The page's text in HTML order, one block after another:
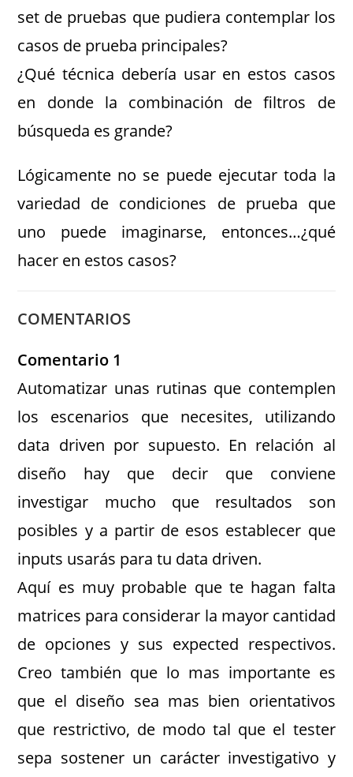
set de pruebas que pudiera contemplar los
casos de prueba principales?
¿Qué técnica debería usar en estos casos
en donde la combinación de filtros de
búsqueda es grande?
Lógicamente no se puede ejecutar toda la
variedad de condiciones de prueba que
uno puede imaginarse, entonces…¿qué
hacer en estos casos?
COMENTARIOS
Comentario 1
Automatizar unas rutinas que contemplen
los escenarios que necesites, utilizando
data driven por supuesto. En relación al
diseño hay que decir que conviene
investigar mucho que resultados son
posibles y a partir de esos establecer que
inputs usarás para tu data driven.
Aquí es muy probable que te hagan falta
matrices para considerar la mayor cantidad
de opciones y sus expected respectivos.
Creo también que lo mas importante es
que el diseño sea mas bien orientativos
que restrictivo, de modo tal que el tester
sepa sostener un carácter investigativo y